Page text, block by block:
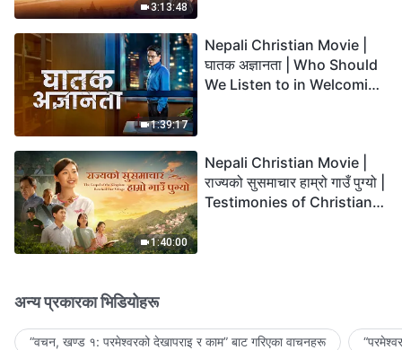
3:13:48
1:39:17
Nepali Christian Movie |
घातक अज्ञानता | Who Should
We Listen to in Welcoming
1:40:00
Nepali Christian Movie |
राज्यको सुसमाचार हाम्रो गाउँ पुग्यो |
Testimonies of Christians
अन्य प्रकारका भिडियोहरू
“वचन, खण्ड १: परमेश्‍वरको देखापराइ र काम” बाट गरिएका वाचनहरू